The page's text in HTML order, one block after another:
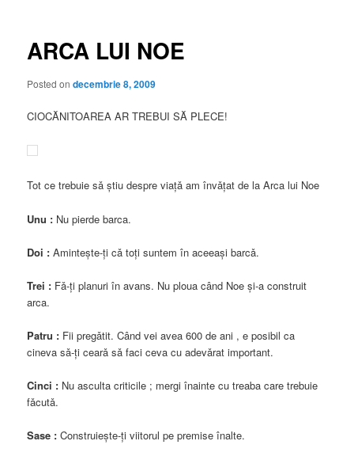
ARCA LUI NOE
Posted ondecembrie 8, 2009
CIOCĂNITOAREA AR TREBUI SĂ PLECE!
Tot ce trebuie sǎ ştiu despre viaţǎ am învǎţat de la Arca lui Noe
Unu : Nu pierde barca.
Doi : Aminteşte-ţi cǎ toţi suntem în aceeaşi barcǎ.
Trei : Fǎ-ţi planuri în avans. Nu ploua când Noe şi-a construit
arca.
Patru : Fii pregǎtit. Când vei avea 600 de ani , e posibil ca
cineva sǎ-ţi cearǎ sǎ faci ceva cu adevǎrat important.
Cinci : Nu asculta criticile ; mergi înainte cu treaba care trebuie
fǎcutǎ.
Sase :Construieşte-ţi viitorul pe premise înalte.